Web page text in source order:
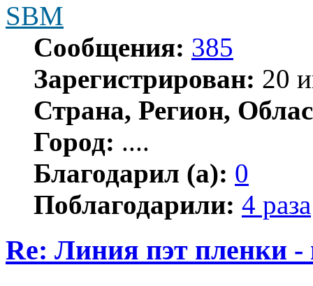
SBM
Сообщения: 385
Зарегистрирован: 20
Страна, Регион,
Город: ....
Благодарил (а): 0
Поблагодарили: 4 раза
Re: Линия пэт пленки -